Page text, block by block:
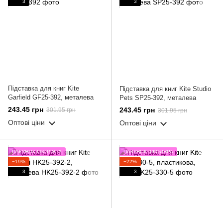
3
Підставка для книг Kite
Garfield GF25-392, металева
243.45 грн 301.95 грн
Оптові ціни
3
Підставка для книг Kite Studio
Pets SP25-392, металева
243.45 грн 301.95 грн
Оптові ціни
ПАКУНОК ШКОЛЯРА
−19%
3
ПАКУНОК ШКОЛЯРА
−22%
3